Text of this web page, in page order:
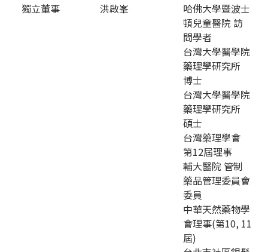
獨立董事 洪啟峯
哈佛大學暨波士
頓兒童醫院 訪
問學者
台灣大學醫學院
藥理學研究所
博士
台灣大學醫學院
藥理學研究所
碩士
台灣藥理學會
第12屆理事
輔大醫院 管制
藥品管理委員會
委員
中華天然藥物學
會理事(第10, 11
屆)